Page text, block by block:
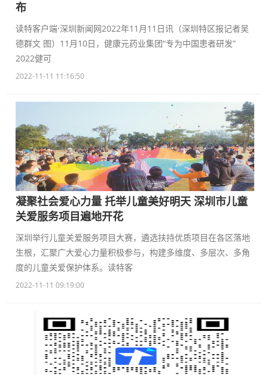
布
读特客户端·深圳新闻网2022年11月11日讯（深圳特区报记者吴
德群文 图）11月10日，健康元药业集团“专为中国患者研发”
2022健可
2022-11-11 11:16:50
凝聚社会爱心力量 托举儿童美好明天 深圳市儿童
关爱服务项目遍地开花
深圳举行儿童关爱服务项目大赛，遴选扶持优质项目在各区落地
生根，汇聚广大爱心力量积极参与，构建多维度、多层次、多角
度的儿童关爱保护体系。读特客
2022-11-11 09:19:00